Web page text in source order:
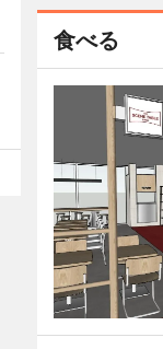
食べる